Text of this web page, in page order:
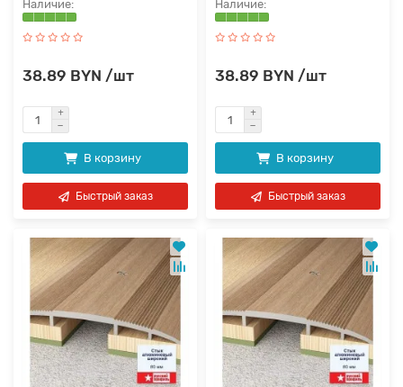
38.89 BYN /шт
В корзину
Быстрый заказ
38.89 BYN /шт
В корзину
Быстрый заказ